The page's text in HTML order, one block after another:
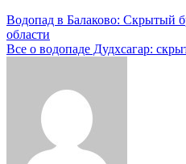
Навигация
по
Водопад в Балаково: Скрытый
области
Все о водопаде Дудхсагар: